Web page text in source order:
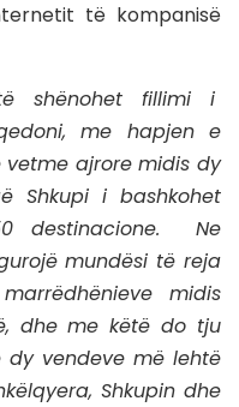
të kompanisë
shënohet fillimi i
me hapjen e
vetme ajrore midis dy
Shkupi i bashkohet
destinacione. Ne
mundësi të reja
midis
dhe me këtë do tju
vendeve më lehtë
Shkupin dhe